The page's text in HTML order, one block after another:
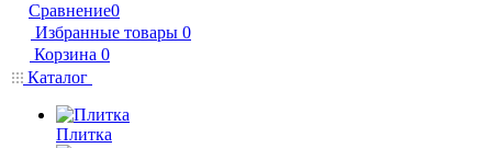
Сравнение0
Избранные товары 0
Корзина 0
Каталог
Плитка